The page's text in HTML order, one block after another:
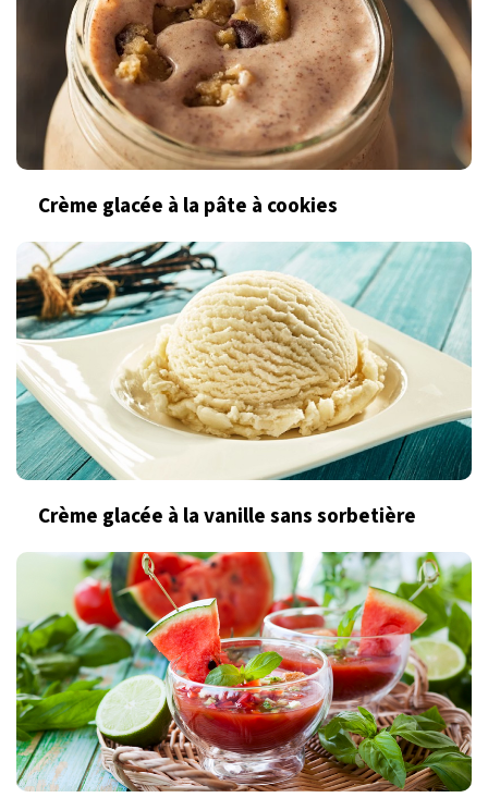
Crème glacée à la pâte à cookies
Crème glacée à la vanille sans sorbetière